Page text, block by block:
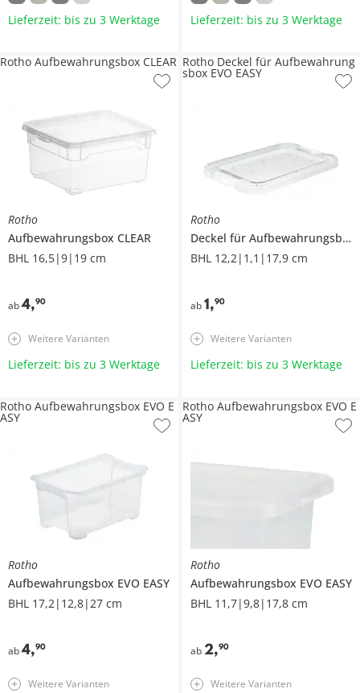
Lieferzeit: bis zu 3 Werktage Lieferzeit: bis zu 3 Werktage
Rotho
Aufbewahrungsbox CLEAR
BHL 16,5|9|19 cm
ab4,90
Rotho Aufbewahrungsbox CLEAR
Weitere Varianten
Lieferzeit: bis zu 3 Werktage
Rotho
Deckel für Aufbewahrungsbox
BHL 12,2|1,1|17,9 cm
ab 1,90
Rotho Deckel für Aufbewahrung
sbox EVO EASY
Weitere Varianten
Lieferzeit: bis zu 3 Werktage
Rotho
Aufbewahrungsbox EVO EASY
BHL 17,2|12,8|27 cm
ab4,90
Rotho Aufbewahrungsbox EVO E
ASY
Weitere Varianten
Rotho
Aufbewahrungsbox EVO EASY
BHL 11,7|9,8|17,8 cm
ab 2,90
Rotho Aufbewahrungsbox EVO E
ASY
Weitere Varianten